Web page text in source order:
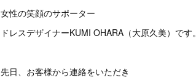
女性の笑顔のサポーター
ドレスデザイナーKUMI OHARA（大原久美）です。
先日、お客様から連絡をいただき